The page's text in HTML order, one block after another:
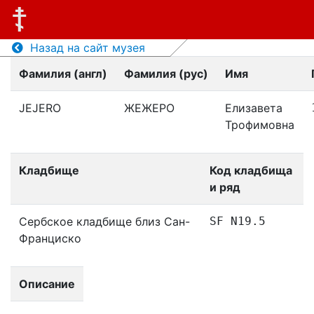
Назад на сайт музея
Фамилия (англ)
Фамилия (рус) Имя
JEJERO ЖЕЖЕРО
Елизавета
Трофимовна
Кладбище
Код кладбища
и ряд
Сербское кладбище близ Сан-
Франциско
SF N19.5
Описание